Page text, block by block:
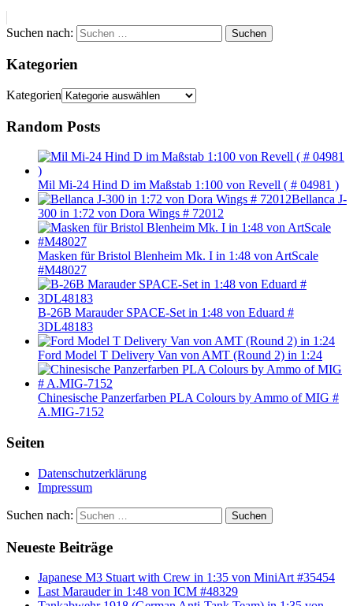
Suchen nach: Suchen
Kategorien
Kategorien
Random Posts
Mil Mi-24 Hind D im Maßstab 1:100 von Revell ( # 04981 )
Bellanca J-
300 in 1:72 von Dora Wings # 72012
Masken für Bristol Blenheim Mk. I in 1:48 von ArtScale
#M48027
B-26B Marauder SPACE-Set in 1:48 von Eduard #
3DL48183
Ford Model T Delivery Van von AMT (Round 2) in 1:24
Chinesische Panzerfarben PLA Colours by Ammo of MIG #
A.MIG-7152
Seiten
Datenschutzerklärung
Impressum
Suchen nach: Suchen
Neueste Beiträge
Japanese M3 Stuart with Crew in 1:35 von MiniArt #35454
Last Marauder in 1:48 von ICM #48329